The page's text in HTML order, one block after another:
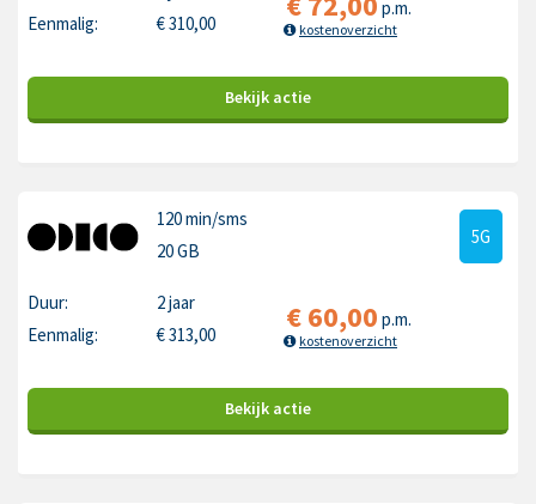
Eenmalig:
€310,00
p.m.
kostenoverzicht
Bekijk actie
120 min/sms
20 GB
5G
Duur:
2 jaar
Eenmalig:
€313,00 €60,00 p.m.
kostenoverzicht
Bekijk actie